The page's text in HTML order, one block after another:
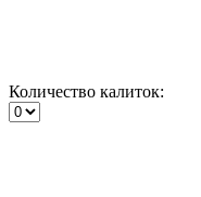
Количество калиток: